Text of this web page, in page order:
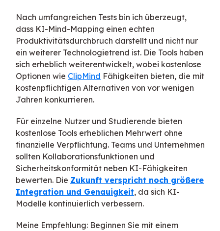
Nach umfangreichen Tests bin ich überzeugt,
dass KI-Mind-Mapping einen echten
Produktivitätsdurchbruch darstellt und nicht nur
ein weiterer Technologietrend ist. Die Tools haben
sich erheblich weiterentwickelt, wobei kostenlose
Optionen wie ClipMind Fähigkeiten bieten, die mit
kostenpflichtigen Alternativen von vor wenigen
Jahren konkurrieren.
Für einzelne Nutzer und Studierende bieten
kostenlose Tools erheblichen Mehrwert ohne
finanzielle Verpflichtung. Teams und Unternehmen
sollten Kollaborationsfunktionen und
Sicherheitskonformität neben KI-Fähigkeiten
bewerten. Die Zukunft verspricht noch größere
Integration und Genauigkeit, da sich KI-
Modelle kontinuierlich verbessern.
Meine Empfehlung: Beginnen Sie mit einem